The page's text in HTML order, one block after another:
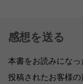
感想を送る
本書をお読みになっ
投稿されたお客様の